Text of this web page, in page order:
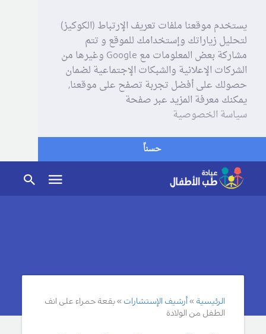
يستخدم موقعنا ملفات تعريف الإرتباط (الكوكيز)
لتحليل زياراتك وإستخدامك للموقع و تتم
مشاركة بعض المعلومات مع Google وغيرها من
الشركات الإعلانية والشبكات الإجتماعية لضمان
حصولك على أفضل تجربة تصفح على موقعنا,
يمكنك معرفة المزيد عبر صفحة
سياسة الخصوصية
حسناً
الرئيسية أرشيف الإستشارات
بقعة حمراء على انف
الطفل من الولادة